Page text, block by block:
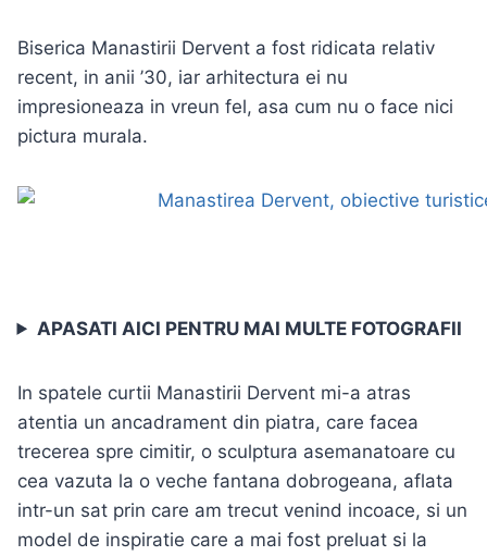
Biserica Manastirii Dervent a fost ridicata relativ
recent, in anii ’30, iar arhitectura ei nu
impresioneaza in vreun fel, asa cum nu o face nici
pictura murala.
APASATI AICI PENTRU MAI MULTE FOTOGRAFII
In spatele curtii Manastirii Dervent mi-a atras
atentia un ancadrament din piatra, care facea
trecerea spre cimitir, o sculptura asemanatoare cu
cea vazuta la o veche fantana dobrogeana, aflata
intr-un sat prin care am trecut venind incoace, si un
model de inspiratie care a mai fost preluat si la